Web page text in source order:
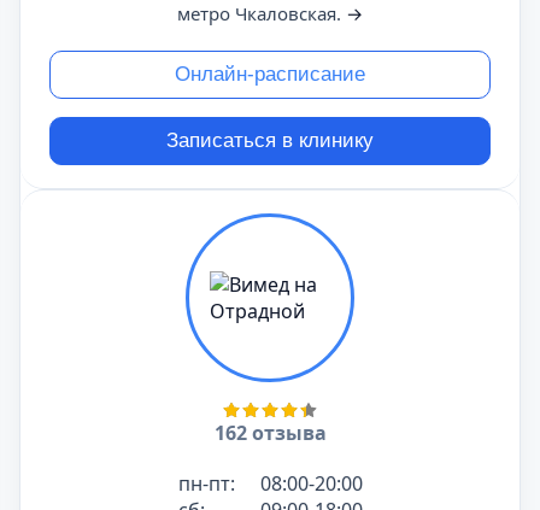
метро Чкаловская. →
Онлайн-расписание
Записаться в клинику
162 отзыва
пн-пт:
08:00-20:00